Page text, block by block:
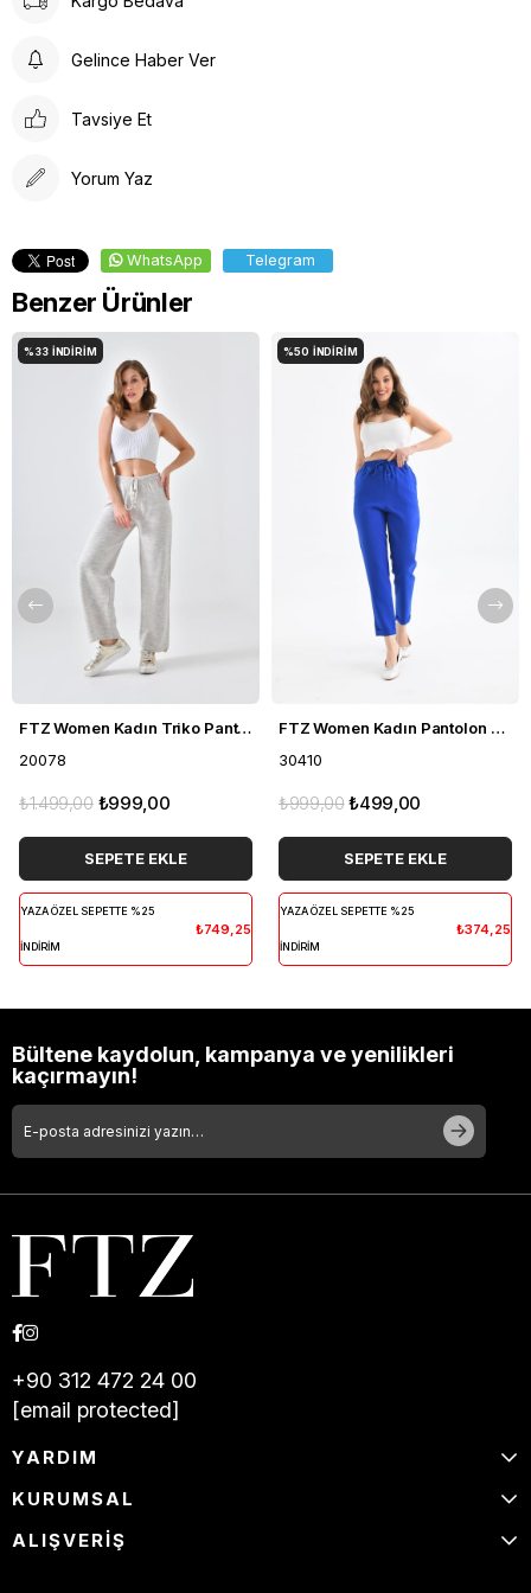
Gelince Haber Ver
Tavsiye Et
Yorum Yaz
WhatsApp Telegram
Benzer Ürünler
FTZ Women Kadın Triko Pantolon Taş 20078
20078
₺999,00
₺1.499,00
SEPETE EKLE
YAZA ÖZEL SEPETTE %25
İNDİRİM
₺749,25
%33 İNDIRIM
FTZ Women Kadın Pantolon Saks Mavi 30410
30410
₺499,00
₺999,00
SEPETE EKLE
YAZA ÖZEL SEPETTE %25
İNDİRİM
₺374,25
%50 İNDIRIM
Bültene kaydolun, kampanya ve yenilikleri
kaçırmayın!
+90 312 472 24 00
[email protected]
YARDIM
KURUMSAL
ALIŞVERİŞ